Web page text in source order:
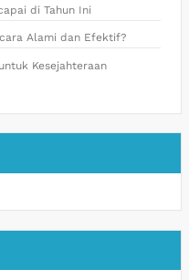
di Tahun Ini
Alami dan Efektif?
Kesejahteraan